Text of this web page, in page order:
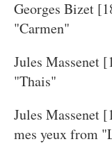
Georges Bizet
"Carmen"
Jules Massenet
"Thais"
Jules Massenet
mes yeux from